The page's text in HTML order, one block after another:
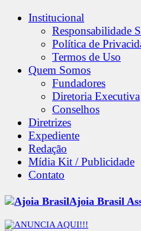
Institucional
Responsabilidade
Política de
Termos de Uso
Quem Somos
Fundadores
Diretoria Executiva
Conselhos
Diretrizes
Expediente
Redação
Mídia Kit / Publicidade
Contato
Ajoia Brasil